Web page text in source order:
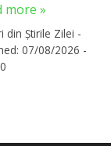
more »
din Știrile Zilei -
07/08/2026 -